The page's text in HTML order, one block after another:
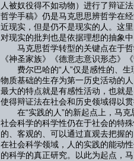
人被奴役得不如动物）进行了辩证
哲学手稿》仍是马克思思辨哲学
近现实，但是仍不是现实的人。这
对现实的批判也是依据理想的抽象
马克思哲学转型的关键点在于哲
《神圣家族》《德意志意识形态》
费尔巴哈的“人”仅是感性的、生
物质基础的生存为第一历史活动的
最大的特点就是有感性活动，也就
使得辩证法在社会和历史领域得以
在“实践的人”的新起点上，马克
社会科学的科学性仍在于社会的特
的、客观的、可以通过直观去把握
在社会科学领域，人的实践的能动
的科学的真正研究。以此为起点，